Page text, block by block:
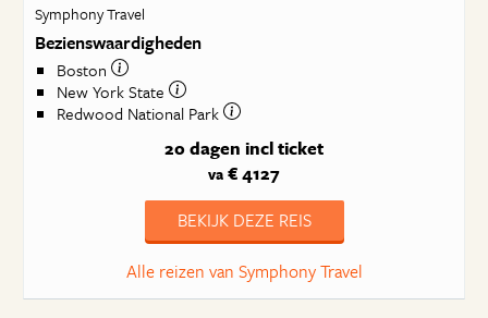
Symphony Travel
Bezienswaardigheden
Boston
New York State
Redwood National Park
20 dagen incl ticket
va € 4127
BEKIJK DEZE REIS
Alle reizen van Symphony Travel